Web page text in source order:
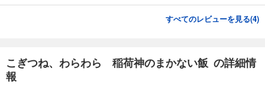
すべてのレビューを見る(4)
こぎつね、わらわら 稲荷神のまかない飯 の詳細情
報